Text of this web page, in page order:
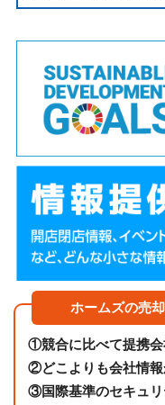
ホームズの売
①競合に比べて提携
②どこよりも会社情
③国際基準のセキュ